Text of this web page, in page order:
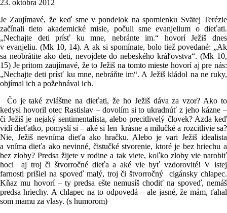
23. októbra 2012
Je Zaujímavé, že keď sme v pondelok na spomienku Svätej Terézie
začínali tieto akademické misie, počuli sme evanjelium o dieťati.
„Nechajte deti prísť ku mne, nebránte im.“ hovorí Ježiš dnes
v evanjeliu. (Mk 10, 14). A ak si spomínate, bolo tiež povedané: „Ak
sa neobrátite ako deti, nevojdete do nebeského kráľovstva“. (Mk 10,
15) Je pritom zaujímavé, že to Ježiš na tomto mieste hovorí aj pre nás:
„Nechajte deti prísť ku mne, nebráňte im“. A Ježiš kládol na ne ruky,
objímal ich a požehnával ich.
Čo je také zvláštne na dieťati, že ho Ježiš dáva za vzor? Ako to
kedysi hovoril otec Rastislav – dovolím si to ukradnúť z jeho kázne –
či Ježiš je nejaký sentimentalista, alebo precitlivelý človek? Azda keď
vidí dieťatko, pomyslí si – aké si len krásne a milučké a rozcitlivie sa?
Nie, Ježiš nevníma dieťa ako hračku. Alebo je vari Ježiš idealista
a vníma dieťa ako nevinné, čistučké stvorenie, ktoré je bez hriechu a
bez zloby? Predsa žijete v rodine a tak viete, koľko zloby vie narobiť
hoci aj troj či štvorročné dieťa a aké vie byť vzdorovité! V istej
farnosti prišiel na spoveď malý, troj či štvorročný cigánsky chlapec.
Kňaz mu hovorí – ty predsa ešte nemusíš chodiť na spoveď, nemáš
predsa hriechy. A chlapec na to odpovedá – ale jasné, že mám, ťahal
som mamu za vlasy. (s humorom)